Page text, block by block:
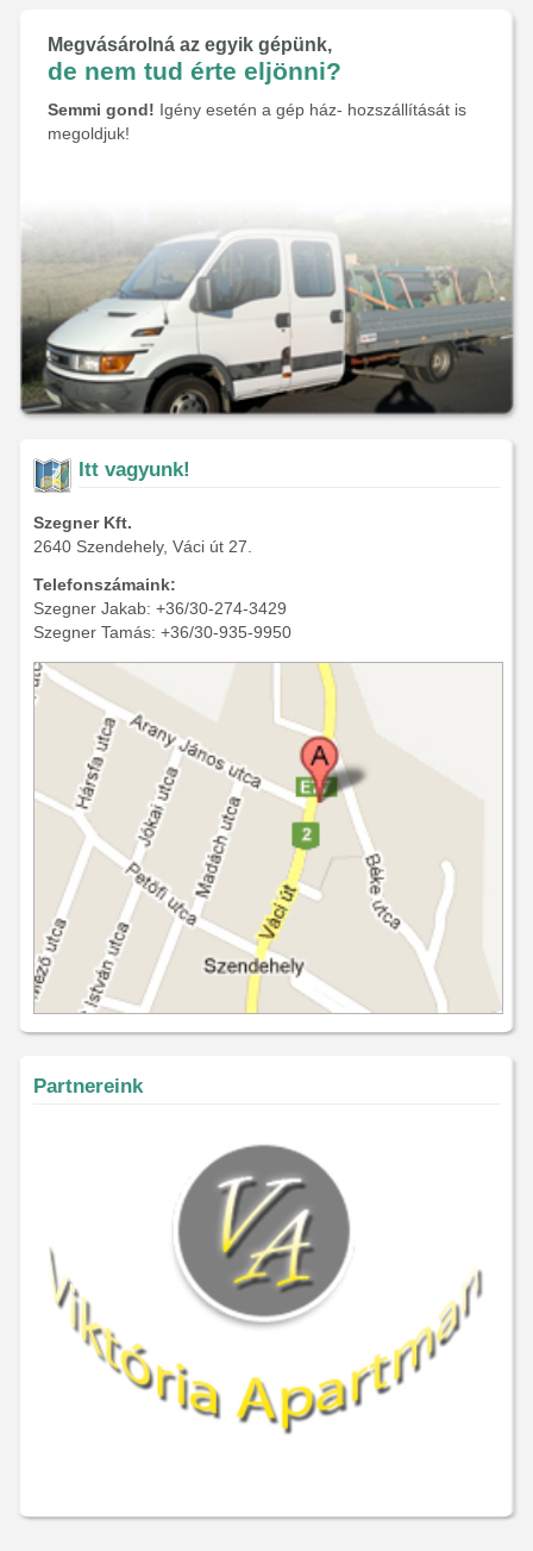
Megvásárolná az egyik gépünk,
de nem tud érte eljönni?
Semmi gond! Igény esetén a gép ház- hozszállítását is
megoldjuk!
Itt vagyunk!
Szegner Kft.
2640 Szendehely, Váci út 27.
Telefonszámaink:
Szegner Jakab: +36/30-274-3429
Szegner Tamás: +36/30-935-9950
Partnereink